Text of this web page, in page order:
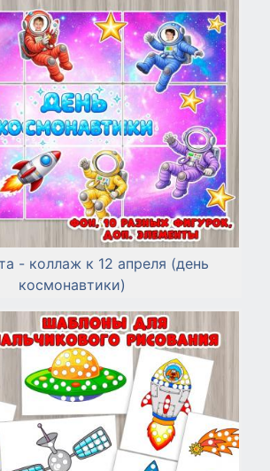
- коллаж к 12 апреля (день
космонавтики)